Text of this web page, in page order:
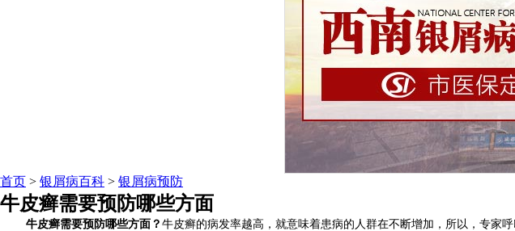
首页 > 银屑病百科 > 银屑病预防
牛皮癣需要预防哪些方面
牛皮癣需要预防哪些方面？ 牛皮癣的病发率越高，就意味着患病的人群在不断增加，所以，专家